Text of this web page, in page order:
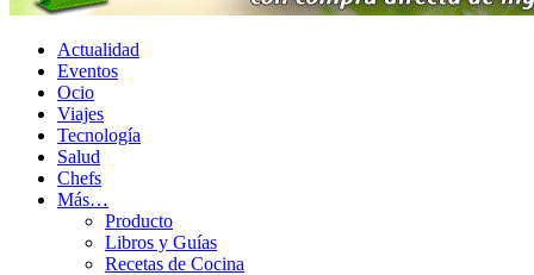
Actualidad
Eventos
Ocio
Viajes
Tecnología
Salud
Chefs
Más…
Producto
Libros y Guías
Recetas de Cocina